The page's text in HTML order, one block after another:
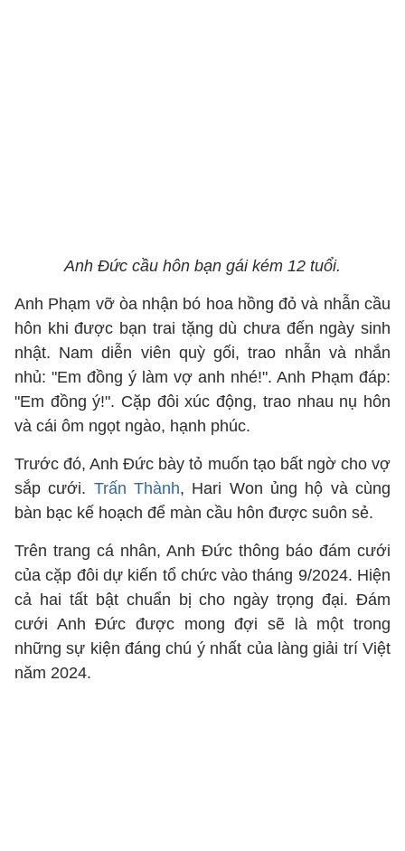
Anh Đức cầu hôn bạn gái kém 12 tuổi.
Anh Phạm vỡ òa nhận bó hoa hồng đỏ và nhẫn cầu
hôn khi được bạn trai tặng dù chưa đến ngày sinh
nhật. Nam diễn viên quỳ gối, trao nhẫn và nhắn
nhủ: "Em đồng ý làm vợ anh nhé!". Anh Phạm đáp:
"Em đồng ý!". Cặp đôi xúc động, trao nhau nụ hôn
và cái ôm ngọt ngào, hạnh phúc.
Trước đó, Anh Đức bày tỏ muốn tạo bất ngờ cho vợ
sắp cưới. Trấn Thành, Hari Won ủng hộ và cùng
bàn bạc kế hoạch để màn cầu hôn được suôn sẻ.
Trên trang cá nhân, Anh Đức thông báo đám cưới
của cặp đôi dự kiến tổ chức vào tháng 9/2024. Hiện
cả hai tất bật chuẩn bị cho ngày trọng đại. Đám
cưới Anh Đức được mong đợi sẽ là một trong
những sự kiện đáng chú ý nhất của làng giải trí Việt
năm 2024.